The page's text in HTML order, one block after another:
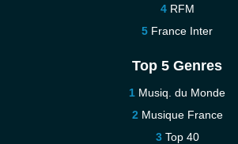
RFM
France Inter
Top 5 Genres
Musiq. du Monde
Musique France
Top 40